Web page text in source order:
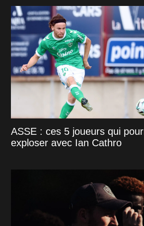
ASSE : ces 5 joueurs qui
exploser avec Ian Cathro